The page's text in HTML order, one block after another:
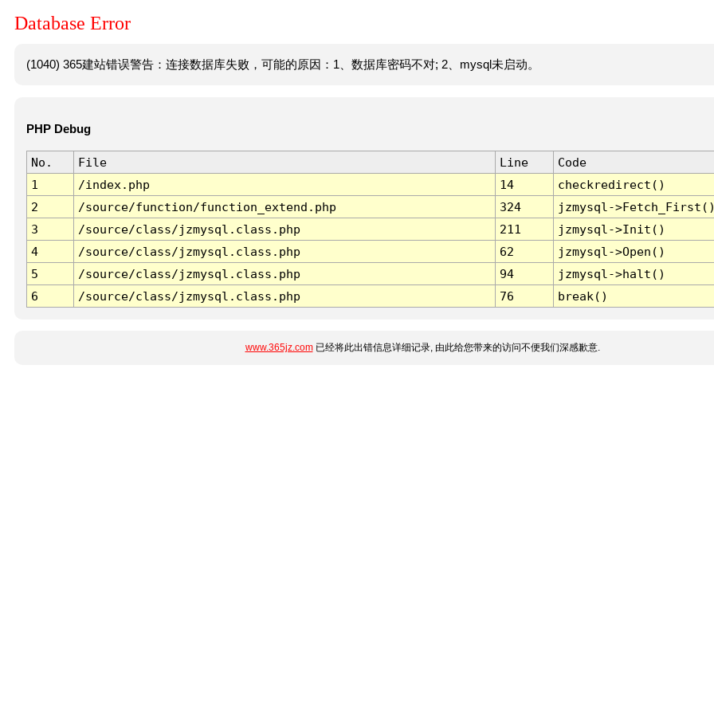
Database Error
(1040) 365建站错误警告：连接数据库失败，可能的原因：1、数据库密码不对; 2、mysql未启动。
PHP Debug
No. File Line
Code
1
/index.php 14
checkredirect()
2
/source/function/function_extend.php 324
jzmysql-
3
/source/class/jzmysql.class.php 211
jzmysql->Init()
4
/source/class/jzmysql.class.php 62
jzmysql->Open()
5
/source/class/jzmysql.class.php 94
jzmysql->halt()
6
/source/class/jzmysql.class.php 76 break()
www.365jz.com已经将此出错信息详细记录, 由此给您带来的访问不便我们深感歉意.